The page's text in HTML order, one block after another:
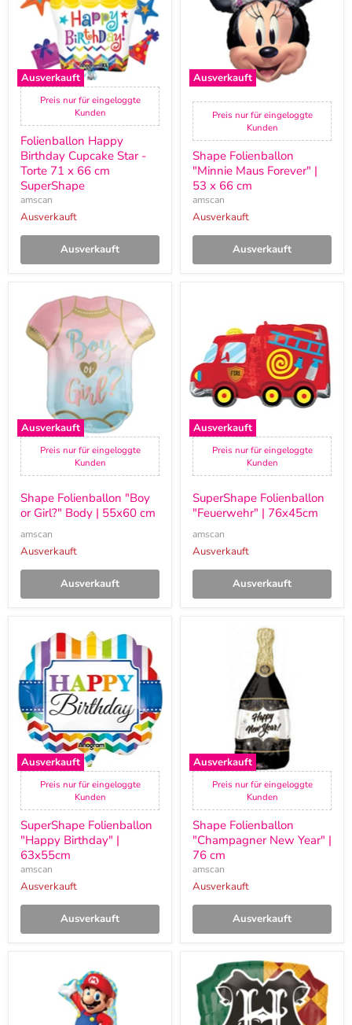
Ausverkauft
-
cm
SuperShape
Preis nur für eingeloggte
Kunden
Folienballon Happy
Birthday Cupcake Star -
Torte 71 x 66 cm
SuperShape
amscan
Ausverkauft
Ausverkauft
Ausverkauft
Preis nur für eingeloggte
Kunden
Shape Folienballon
"Minnie Maus Forever" |
53 x 66 cm
amscan
Ausverkauft
Ausverkauft
Ausverkauft
Folienballon
"Boy
or
Girl?"
Preis nur für eingeloggte
Kunden
Shape Folienballon "Boy
or Girl?" Body | 55x60 cm
amscan
Ausverkauft
Ausverkauft
Ausverkauft
76x45cm
Preis nur für eingeloggte
Kunden
SuperShape Folienballon
"Feuerwehr" | 76x45cm
amscan
Ausverkauft
Ausverkauft
Ausverkauft
SuperShape
Folienballon
"Happy
Birthday"
|
63x55cm
Preis nur für eingeloggte
Kunden
SuperShape Folienballon
"Happy Birthday" |
63x55cm
amscan
Ausverkauft
Ausverkauft
Ausverkauft
Preis nur für eingeloggte
Kunden
Shape Folienballon
"Champagner New Year" |
76 cm
amscan
Ausverkauft
Ausverkauft
Folienballon
Shape
Folienballon
Harry
Potter
P38